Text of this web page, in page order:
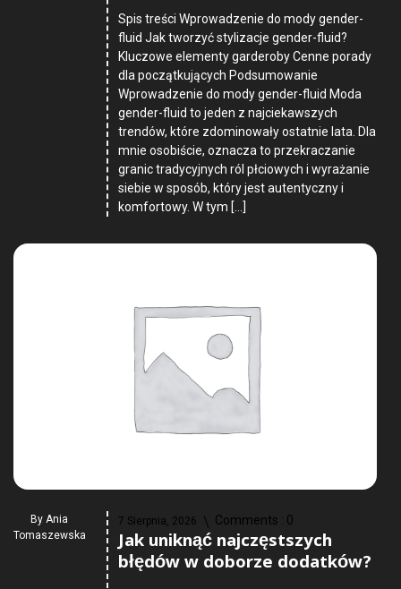
Spis treści Wprowadzenie do mody gender-
fluid Jak tworzyć stylizacje gender-fluid?
Kluczowe elementy garderoby Cenne porady
dla początkujących Podsumowanie
Wprowadzenie do mody gender-fluid Moda
gender-fluid to jeden z najciekawszych
trendów, które zdominowały ostatnie lata. Dla
mnie osobiście, oznacza to przekraczanie
granic tradycyjnych ról płciowych i wyrażanie
siebie w sposób, który jest autentyczny i
komfortowy. W tym […]
By Ania
Tomaszewska
7 Sierpnia, 2026 Comments : 0
Jak uniknąć najczęstszych
błędów w doborze dodatków?